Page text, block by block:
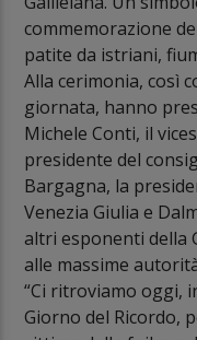
commemorazione
patite da istriani,
Alla cerimonia, così
giornata, hanno
Michele Conti, il
presidente del
Bargagna, la
Venezia Giulia e
altri esponenti della
alle massime
“Ci ritroviamo oggi,
Giorno del Ricordo,